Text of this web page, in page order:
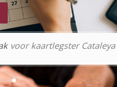
voor kaartlegster Cataleya